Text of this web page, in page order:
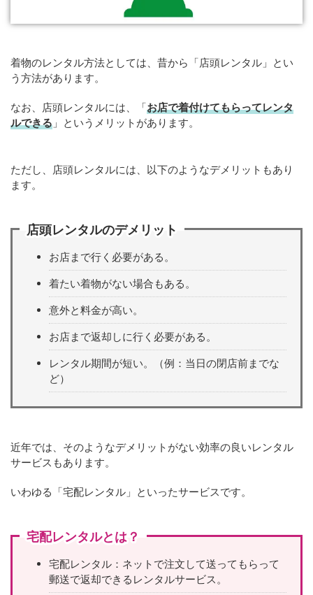
着物のレンタル方法としては、昔から「店頭レンタル」とい
う方法があります。
なお、店頭レンタルには、「お店で着付けてもらってレンタ
ルできる 」というメリットがあります。
ただし、店頭レンタルには、以下のようなデメリットもあり
ます。
店頭レンタルのデメリット
お店まで行く必要がある。
着たい着物がない場合もある。
意外と料金が高い。
お店まで返却しに行く必要がある。
レンタル期間が短い。（例：当日の閉店前までな
ど）
近年では、そのようなデメリットがない効率の良いレンタル
サービスもあります。
いわゆる「宅配レンタル」といったサービスです。
宅配レンタルとは？
宅配レンタル：ネットで注文して送ってもらって
郵送で返却できるレンタルサービス。